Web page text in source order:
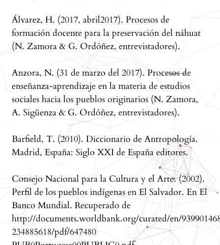
Álvarez, H. (2017, abril2017). Procesos de
formación docente para la preservación del náhuat
(N. Zamora & G. Ordóñez, entrevistadores).
Anzora, N. (31 de marzo del 2017). Procesos de
enseñanza-aprendizaje en la materia de estudios
sociales hacia los pueblos originarios (N. Zamora,
A. Sigüenza & G. Ordóñez, entrevistadores).
Barfield, T. (2010). Diccionario de Antropología.
Madrid, España: Siglo XXI de España editores.
Consejo Nacional para la Cultura y el Arte. (2002).
Perfil de los pueblos indígenas en El Salvador. En El
Banco Mundial. Recuperado de
http://documents.worldbank.org/curated/en/
234885618/pdf/647480